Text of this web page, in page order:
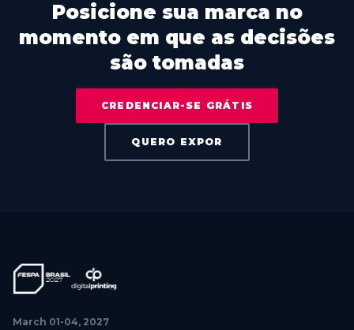
Posicione sua marca no
momento em que as decisões
são tomadas
CREDENCIAR-SE GRÁTIS
QUERO EXPOR
March 01-04, 2027